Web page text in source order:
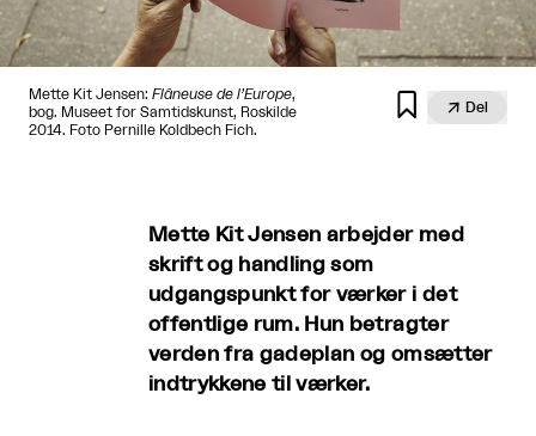
Mette Kit Jensen: Flâneuse de l’Europe,
bog. Museet for Samtidskunst, Roskilde
2014. Foto Pernille Koldbech Fich.
  Del
Mette Kit Jensen arbejder med
skrift og handling som
udgangspunkt for værker i det
offentlige rum. Hun betragter
verden fra gadeplan og omsætter
indtrykkene til værker.